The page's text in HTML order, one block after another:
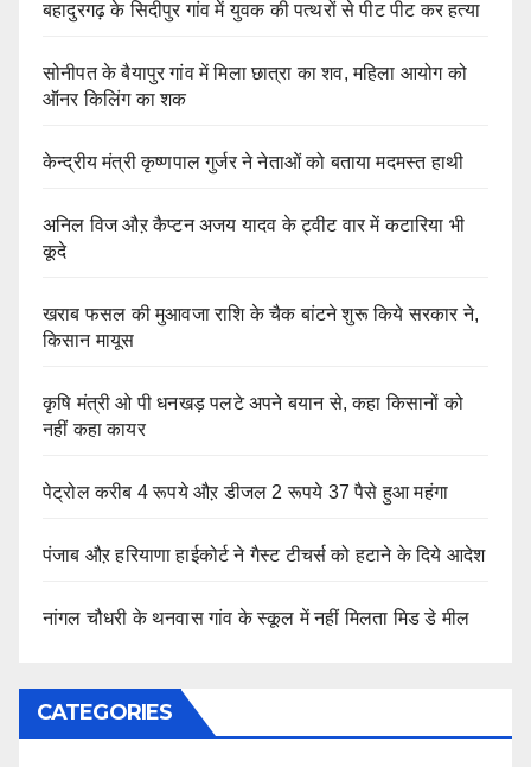
बहादुरगढ़ के सिदीपुर गांव में युवक की पत्थरों से पीट पीट कर हत्या
सोनीपत के बैयापुर गांव में मिला छात्रा का शव, महिला आयोग को
ऑनर किलिंग का शक
केन्द्रीय मंत्री कृष्णपाल गुर्जर ने नेताओं को बताया मदमस्त हाथी
अनिल विज औऱ कैप्टन अजय यादव के ट्वीट वार में कटारिया भी
कूदे
खराब फसल की मुआवजा राशि के चैक बांटने शुरू किये सरकार ने,
किसान मायूस
कृषि मंत्री ओ पी धनखड़ पलटे अपने बयान से, कहा किसानों को
नहीं कहा कायर
पेट्रोल करीब 4 रूपये औऱ डीजल 2 रूपये 37 पैसे हुआ महंगा
पंजाब औऱ हरियाणा हाईकोर्ट ने गैस्ट टीचर्स को हटाने के दिये आदेश
नांगल चौधरी के थनवास गांव के स्कूल में नहीं मिलता मिड डे मील
CATEGORIES